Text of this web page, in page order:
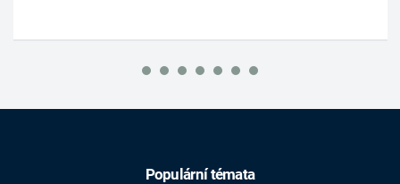
Populární témata